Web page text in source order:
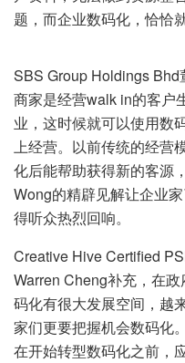
题，而企业数码化，恰恰
SBS Group Holdings Bhd
商家是经营walk in的客户
业，这时候就可以使用数
上经营。以前传统的经营
化后能帮助获得新的客源
Wong的精辟见解让企业
得听众热烈回响。
Creative Hive Certified
Warren Cheng补充，在
码化有很大发展空间，越
家们更要把握机会数码化
在开始转型数码化之前，